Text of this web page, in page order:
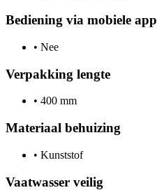
Bediening via mobiele app
• Nee
Verpakking lengte
• 400 mm
Materiaal behuizing
• Kunststof
Vaatwasser veilig